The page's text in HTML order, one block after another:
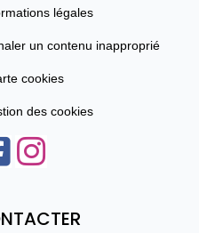
légales
un contenu inapproprié
cookies
des cookies